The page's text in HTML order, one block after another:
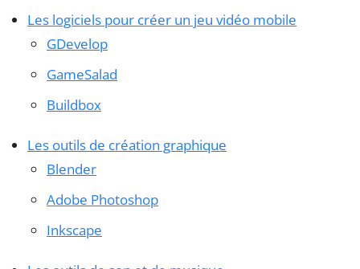
Les logiciels pour créer un jeu vidéo mobile
GDevelop
GameSalad
Buildbox
Les outils de création graphique
Blender
Adobe Photoshop
Inkscape